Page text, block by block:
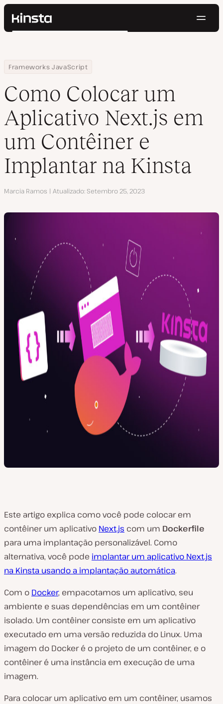
Kinsta®
Preços
Contato
Pesquisar
Home
Centro de Recursos
Blog
Frameworks JavaScript
Como Colocar um Aplicativo Next.js em um Contêiner e
Como Colocar um
Aplicativo Next.js em
um Contêiner e
Implantar na Kinsta
Autor
Marcia Ramos Atualizado Setembro 25, 2023
Este artigo explica como você pode colocar em
contêiner um aplicativo Next.js com um Dockerfile
para uma implantação personalizável. Como
alternativa, você pode implantar um aplicativo Next.js
na Kinsta usando a implantação automática.
Com o Docker, empacotamos um aplicativo, seu
ambiente e suas dependências em um contêiner
isolado. Um contêiner consiste em um aplicativo
executado em uma versão reduzida do Linux. Uma
imagem do Docker é o projeto de um contêiner, e o
contêiner é uma instância em execução de uma
imagem.
Para colocar um aplicativo em um contêiner, usamos